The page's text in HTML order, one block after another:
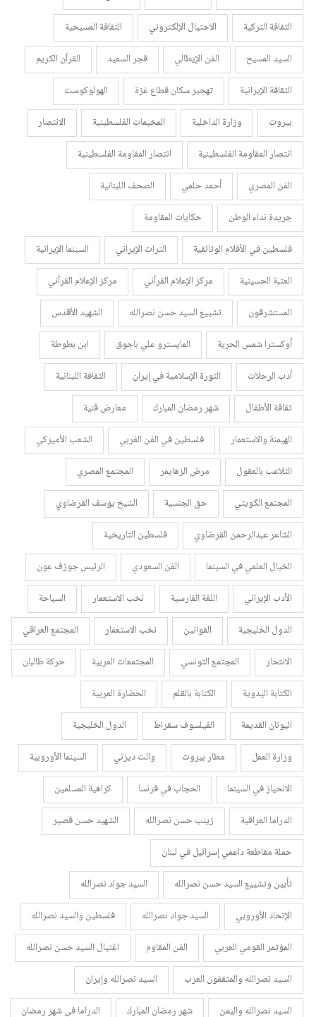
الثقافة التركية
الاحتيال الإلكتروني
الثقافة المسيحية
السيد المسيح
الفن الإيطالي فجر السعيد
القرآن الكريم
الثقافة الإيرانية
تهجير سكان قطاع غزة
الهولوكوست
بيروت
وزارة الداخلية المخيمات الفلسطينية
الانتصار
انتصار المقاومة الفلسطينية
انتصار المقاومة الفلسطينية
الفن المصري
أحمد حلمي
الصحف اللبنانية
جريدة نداء الوطن
حكايات المقاومة
فلسطين في الأفلام الوثائقية
التراث الإيراني
السينما الإيرانية
العتبة الحسينية
مركز الإعلام القرآني
مركز الإعلام القرآني
المستشرقون
تشييع السيد حسن نصرالله
الشهيد الأقدس
أوكسترا شمس الحرية
المايسترو علي باجوق
ابن بطوطة
أدب الرحلات
الثورة الإسلامية في إيران
الثقافة اللبنانية
ثقافة الأطفال
شهر رمضان المبارك
معارض فنية
الهيمنة والاستعمار
فلسطين في الفن الغربي
الشعب الأميركي
التلاعب بالعقول
مرض الزهايمر
المجتمع المصري
المجتمع الكويتي
حق الجنسية
الشيخ يوسف القرضاوي
الشاعر عبدالرحمن القرضاوي
فلسطين التاريخية
الخيال العلمي في السينما
الفن السعودي
الرئيس جوزف عون
الأدب الإيراني
اللغة الفارسية نخب الاستعمار
السياحة
الدول الخليجية
القوانين نخب الاستعمار
المجتمع العراقي
الانتحار
المجتمع التونسي المجتمعات العربية
حركة طالبان
الكتابة اليدوية
الكتابة بالقلم
الحضارة العربية
اليونان القديمة
الفيلسوف سقراط
الدول الخليجية
وزارة العمل
مطار بيروت والت ديزني
السينما الأوروبية
الانحياز في السينما
الحجاب في فرنسا
كراهية المسلمين
الدراما العراقية
زينب حسن نصرالله
الشهيد حسن قصير
حملة مقاطعة داعمي إسرائيل في لبنان
تأبين وتشييع السيد حسن نصرالله
السيد جواد نصرالله
الإتحاد الأوروبي
السيد جواد نصرالله
فلسطين والسيد نصرالله
المؤتمر القومي العربي
الفن المقاوم
اغتيال السيد حسن نصرالله
السيد نصرالله والمثقفون العرب
السيد نصرالله وإيران
السيد نصرالله واليمن
شهر رمضان المبارك الدراما في شهر رمضان